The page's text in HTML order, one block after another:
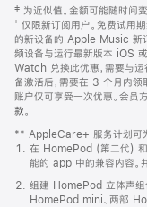
页
页
脚
注
‡ 为近似值。金额可能随时间变
⁺ 仅限新订阅用户。免费试用
的新设备的 Apple Music 新
频设备与运行最新版本 iOS
Watch 兑换此优惠，需要与
备激活后，需要在 3 个月内领
账户仅可享受一次优惠。会员
款。
窗
口
中
打
开)
** AppleCare+ 服务计划可为
在 HomePod (第二代) 和
能的 app 中的兼容内容。
组建 HomePod 立体声组
HomePod mini、两部